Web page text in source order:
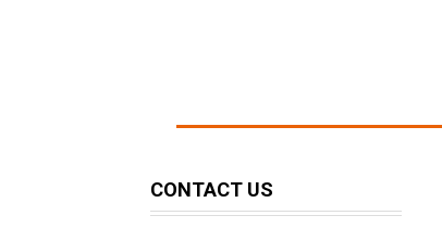
CONTACT US